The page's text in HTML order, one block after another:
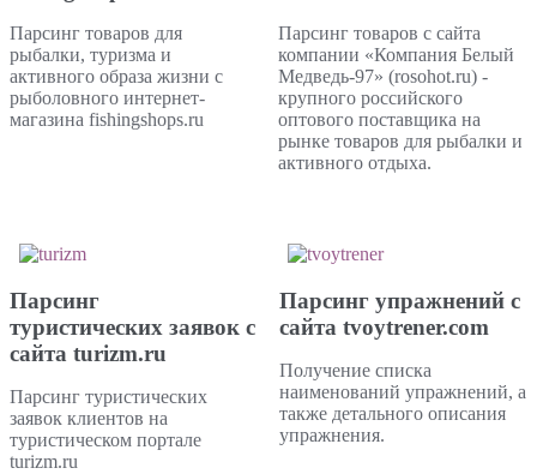
Парсинг товаров для
рыбалки, туризма и
активного образа жизни с
рыболовного интернет-
магазина fishingshops.ru
Парсинг товаров с сайта
компании «Компания Белый
Медведь-97» (rosohot.ru) -
крупного российского
оптового поставщика на
рынке товаров для рыбалки и
активного отдыха.
Парсинг
туристических заявок с
сайта turizm.ru
Парсинг туристических
заявок клиентов на
туристическом портале
turizm.ru
Парсинг упражнений с
сайта tvoytrener.com
Получение списка
наименований упражнений, а
также детального описания
упражнения.